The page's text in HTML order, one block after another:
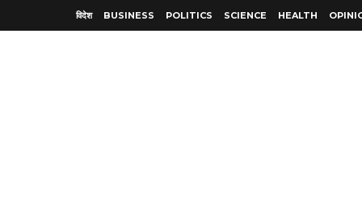
विदेश BUSINESS POLITICS SCIENCE HEALTH